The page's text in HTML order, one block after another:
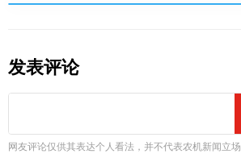
发表评论
网友评论仅供其表达个人看法，并不代表农机新闻立场